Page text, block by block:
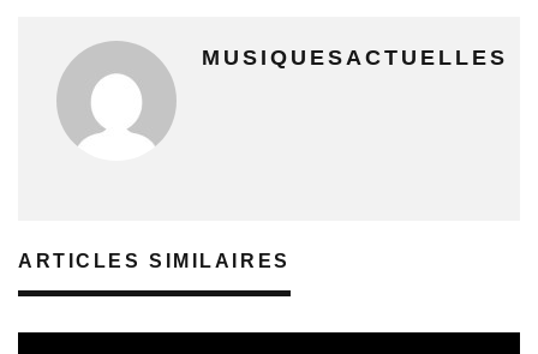
MUSIQUESACTUELLES
ARTICLES SIMILAIRES